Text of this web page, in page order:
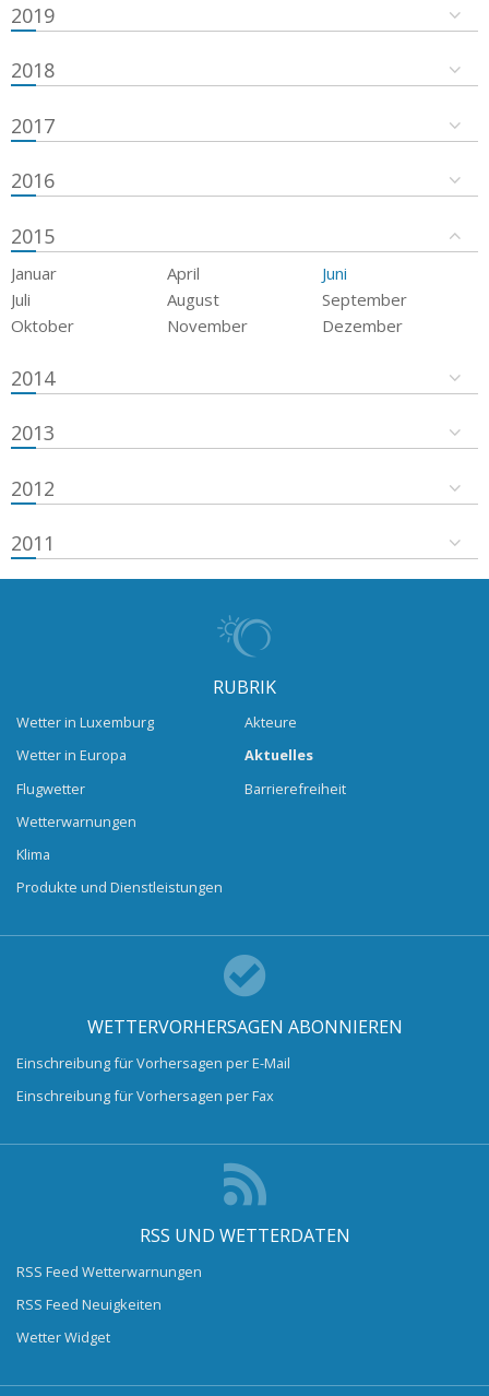
2019
2018
2017
2016
2015
Januar April
Juni
Juli
August
September
Oktober
November Dezember
2014
2013
2012
2011
RUBRIK
Wetter in Luxemburg
Wetter in Europa
Flugwetter
Wetterwarnungen
Klima
Produkte und Dienstleistungen
Akteure
Aktuelles
Barrierefreiheit
WETTERVORHERSAGEN ABONNIEREN
Einschreibung für Vorhersagen per E-Mail
Einschreibung für Vorhersagen per Fax
RSS UND WETTERDATEN
RSS Feed Wetterwarnungen
RSS Feed Neuigkeiten
Wetter Widget